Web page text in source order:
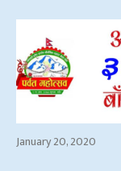
January 20, 2020